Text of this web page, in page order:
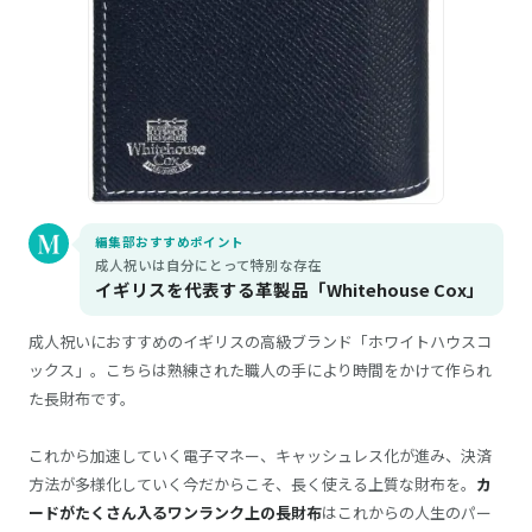
編集部おすすめポイント
成人祝いは自分にとって特別な存在
イギリスを代表する革製品「Whitehouse Cox」
成人祝いにおすすめのイギリスの高級ブランド「ホワイトハウスコ
ックス」。こちらは熟練された職人の手により時間をかけて作られ
た長財布です。
これから加速していく電子マネー、キャッシュレス化が進み、決済
方法が多様化していく今だからこそ、長く使える上質な財布を。 カ
ードがたくさん入るワンランク上の長財布はこれからの人生のパー